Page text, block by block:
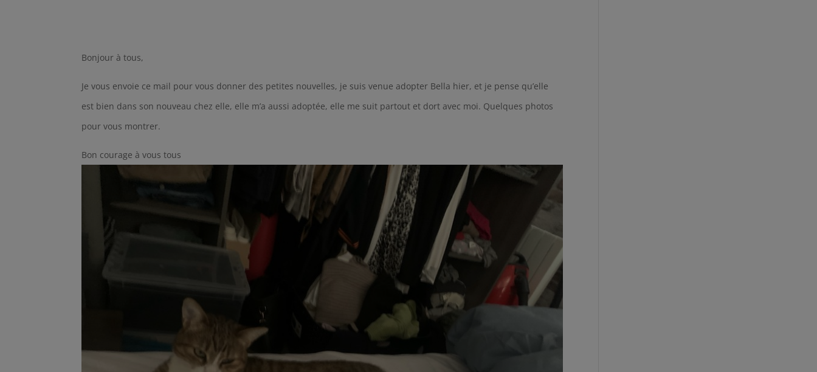
Bonjour à tous,
Je vous envoie ce mail pour vous donner des petites nouvelles, je suis venue adopter Bella hier, et je pense qu’elle
est bien dans son nouveau chez elle, elle m’a aussi adoptée, elle me suit partout et dort avec moi. Quelques photos
pour vous montrer.
Bon courage à vous tous